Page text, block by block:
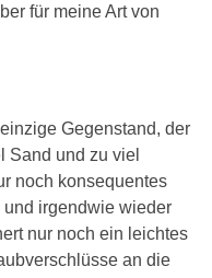
für meine Art von
Gegenstand, der
Sand und zu viel
noch konsequentes
irgendwie wieder
nur noch ein leichtes
an die